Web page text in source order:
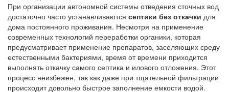
При организации автономной системы отведения сточных вод
достаточно часто устанавливаются септики без откачки для
дома постоянного проживания. Несмотря на применение
современных технологий переработки органики, которая
предусматривает применение препаратов, заселяющих среду
естественными бактериями, время от времени приходится
выполнять откачку самого септика и илового отложения. Этот
процесс неизбежен, так как даже при тщательной фильтрации
происходит довольно быстрое заполнение емкости водой.